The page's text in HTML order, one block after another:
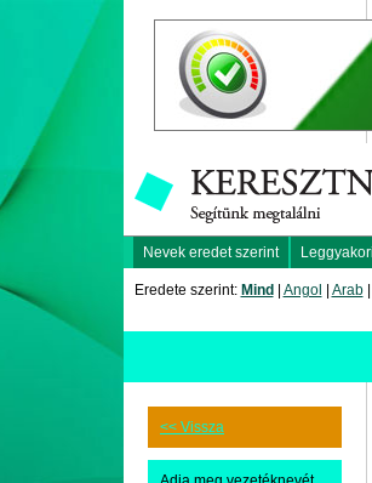
Nevek eredet szerint
Eredete szerint: Mind Angol Arab|
<< Vissza